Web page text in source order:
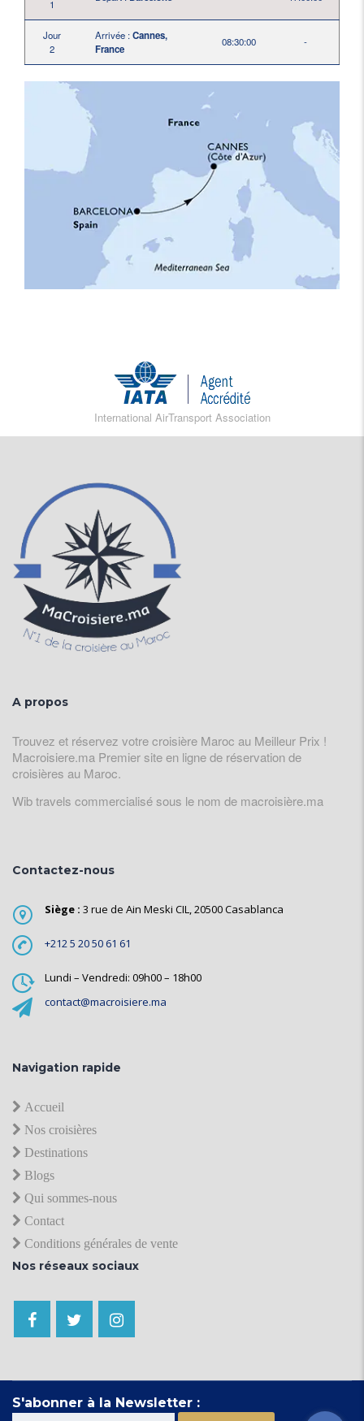
1
Jour
2
Arrivée :Cannes,
France
08:30:00 -
International AirTransport Association
A propos
Trouvez et réservez votre croisière Maroc au Meilleur Prix !
Macroisiere.ma Premier site en ligne de réservation de
croisières au Maroc.
Wib travels commercialisé sous le nom de macroisière.ma
Contactez-nous
Siège : 3 rue de Ain Meski CIL, 20500 Casablanca
+212 5 20 50 61 61
Lundi – Vendredi: 09h00 – 18h00
contact@macroisiere.ma
Navigation rapide
Accueil
Nos croisières
Destinations
Blogs
Qui sommes-nous
Contact
Conditions générales de vente
Nos réseaux sociaux
S'abonner à la Newsletter :